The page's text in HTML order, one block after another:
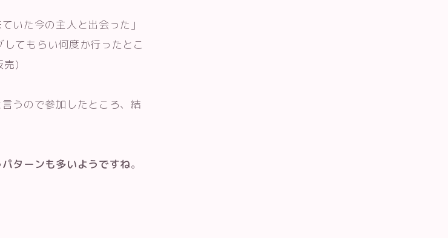
いた今の主人と出会った」
てもらい何度か行ったとこ
売)
うので参加したところ、結
ターンも多いようですね。